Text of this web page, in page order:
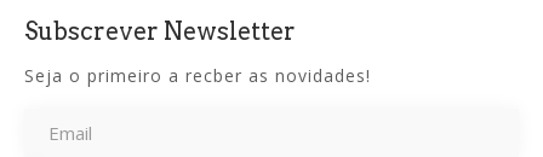
Subscrever Newsletter
Seja o primeiro a recber as novidades!